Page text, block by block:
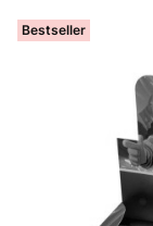
Bestseller